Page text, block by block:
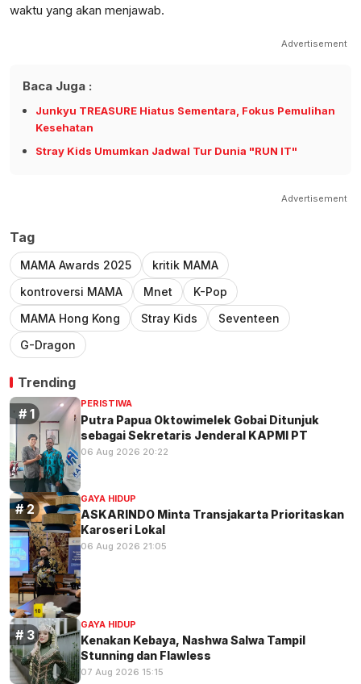
waktu yang akan menjawab.
Advertisement
Baca Juga :
Junkyu TREASURE Hiatus Sementara, Fokus Pemulihan
Kesehatan
Stray Kids Umumkan Jadwal Tur Dunia "RUN IT"
Advertisement
Tag
MAMA Awards 2025
kritik MAMA
kontroversi MAMA
Mnet
K-Pop
MAMA Hong Kong
Stray Kids
Seventeen
G-Dragon
Trending
PERISTIWA
Putra Papua Oktowimelek Gobai Ditunjuk
sebagai Sekretaris Jenderal KAPMI PT
06 Aug 2026 20:22
GAYA HIDUP
ASKARINDO Minta Transjakarta Prioritaskan
Karoseri Lokal
06 Aug 2026 21:05
GAYA HIDUP
Kenakan Kebaya, Nashwa Salwa Tampil
Stunning dan Flawless
07 Aug 2026 15:15